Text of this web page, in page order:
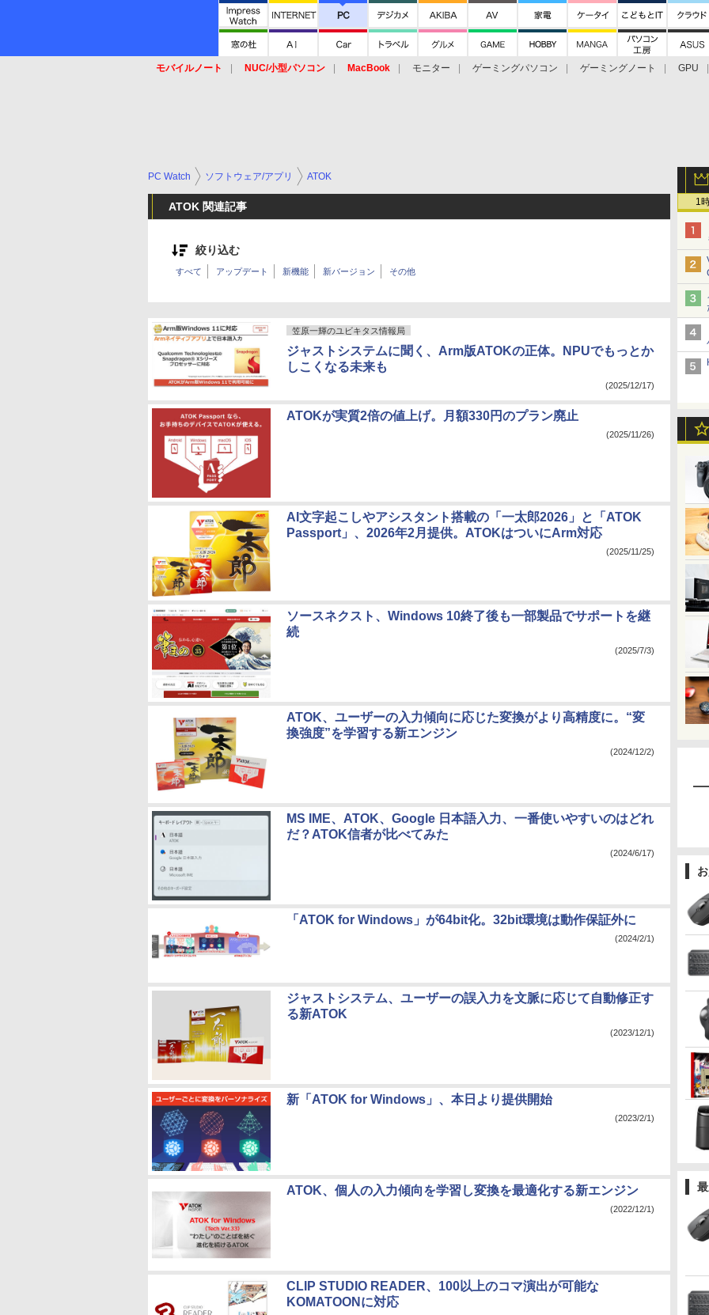
モバイルノート NUC/小型パソコン MacBook モニター ゲーミングパソコン ゲーミングノート
GPU
1
PC Watch ソフトウェア/アプリ ATOK
ATOK 関連記事
絞り込む
すべて アップデート 新機能 新バージョン その他
笠原一輝のユビキタス情報局
ジャストシステムに聞く、Arm版ATOKの正体。NPUでもっとか
しこくなる未来も
(2025/12/17)
ATOKが実質2倍の値上げ。月額330円のプラン廃止
(2025/11/26)
AI文字起こしやアシスタント搭載の「一太郎2026」と「ATOK
Passport」、2026年2月提供。ATOKはついにArm対応
(2025/11/25)
ソースネクスト、Windows 10終了後も一部製品でサポートを継
続
(2025/7/3)
ATOK、ユーザーの入力傾向に応じた変換がより高精度に。“変
換強度”を学習する新エンジン
(2024/12/2)
MS IME、ATOK、Google 日本語入力、一番使いやすいのはどれ
だ？ATOK信者が比べてみた
(2024/6/17)
「ATOK for Windows」が64bit化。32bit環境は動作保証外に
(2024/2/1)
ジャストシステム、ユーザーの誤入力を文脈に応じて自動修正す
る新ATOK
(2023/12/1)
新「ATOK for Windows」、本日より提供開始
(2023/2/1)
ATOK、個人の入力傾向を学習し変換を最適化する新エンジン
(2022/12/1)
CLIP STUDIO READER、100以上のコマ演出が可能な
KOMATOONに対応